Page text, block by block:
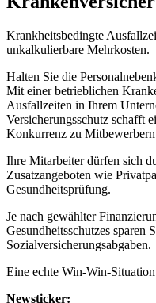
Krankheitsbedingte
unkalkulierbare Mehrkosten.
Halten Sie die
Mit einer betrieblichen
Ausfallzeiten in Ihrem
Versicherungsschutz schafft
Konkurrenz zu
Ihre Mitarbeiter dürfen sich
Zusatzangeboten wie
Gesundheitsprüfung.
Je nach gewählter
Gesundheitsschutzes sparen
Sozialversicherungsabgaben.
Eine echte Win-Win-
Newsticker: